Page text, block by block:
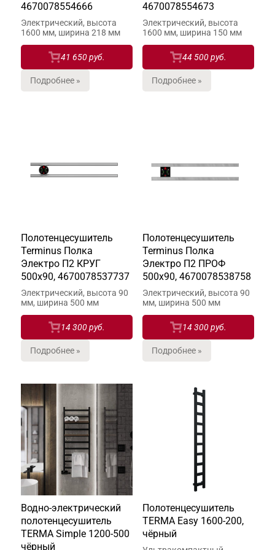
4670078554666
Электрический, высота
1600 мм, ширина 218 мм
41 650 руб.
Подробнее »
4670078554673
Электрический, высота
1600 мм, ширина 150 мм
44 500 руб.
Подробнее »
Полотенцесушитель
Terminus Полка
Электро П2 КРУГ
500х90, 4670078537737
Электрический, высота 90
мм, ширина 500 мм
14 300 руб.
Подробнее »
Полотенцесушитель
Terminus Полка
Электро П2 ПРОФ
500х90, 4670078538758
Электрический, высота 90
мм, ширина 500 мм
14 300 руб.
Подробнее »
Водно-электрический
полотенцесушитель
TERMA Simple 1200-500
чёрный
Полотенцесушитель
TERMA Easy 1600-200,
чёрный